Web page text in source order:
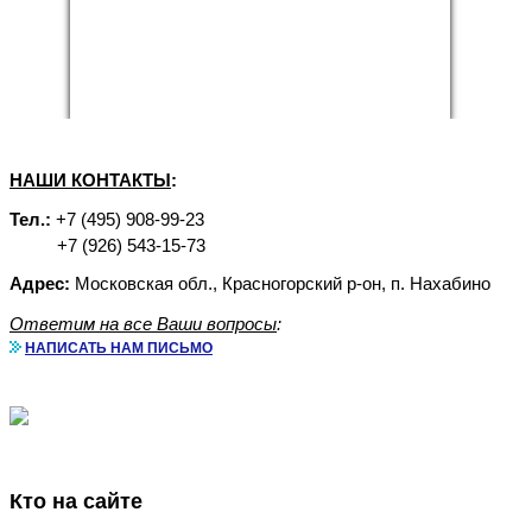
НАШИ КОНТАКТЫ:
Тел.: +7 (495) 908-99-23
+7 (926) 543-15-73
Адрес: Московская обл., Красногорский р-он, п. Нахабино
Ответим на все Ваши вопросы:
НАПИСАТЬ НАМ ПИСЬМО
Кто на сайте